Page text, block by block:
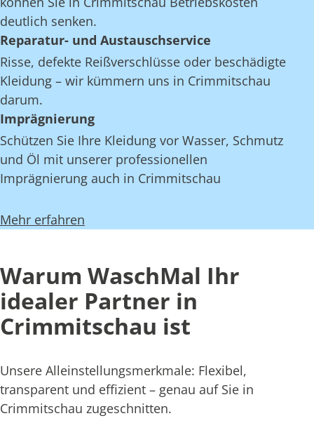
deutlich senken.
Reparatur- und Austauschservice
Risse, defekte Reißverschlüsse oder beschädigte
Kleidung – wir kümmern uns in Crimmitschau
darum.
Imprägnierung
Schützen Sie Ihre Kleidung vor Wasser, Schmutz
und Öl mit unserer professionellen
Imprägnierung auch in Crimmitschau
Mehr erfahren
Warum WaschMal Ihr
idealer Partner in
Crimmitschau ist
Unsere Alleinstellungsmerkmale: Flexibel,
transparent und effizient – genau auf Sie in
Crimmitschau zugeschnitten.